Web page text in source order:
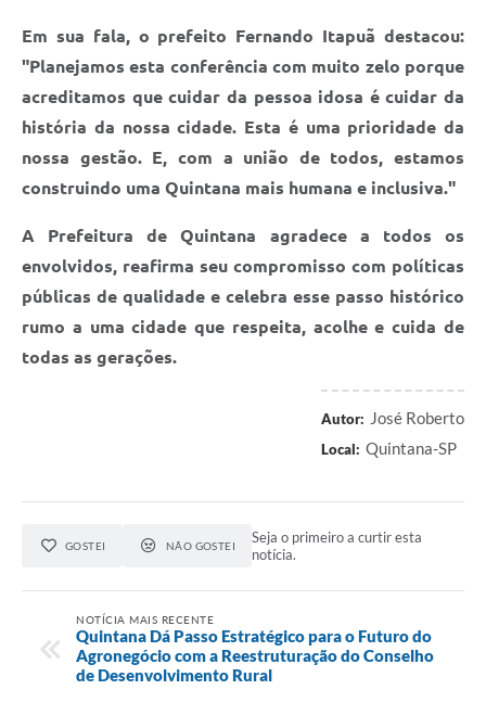
Em sua fala, o prefeito Fernando Itapuã destacou:
"Planejamos esta conferência com muito zelo porque
acreditamos que cuidar da pessoa idosa é cuidar da
história da nossa cidade. Esta é uma prioridade da
nossa gestão. E, com a união de todos, estamos
construindo uma Quintana mais humana e inclusiva."
A Prefeitura de Quintana agradece a todos os
envolvidos, reafirma seu compromisso com políticas
públicas de qualidade e celebra esse passo histórico
rumo a uma cidade que respeita, acolhe e cuida de
todas as gerações.
Autor: José Roberto
Local: Quintana-SP
GOSTEI NÃO GOSTEI
Seja o primeiro a curtir esta
notícia.
NOTÍCIA MAIS RECENTE
Quintana Dá Passo Estratégico para o Futuro do
Agronegócio com a Reestruturação do Conselho
de Desenvolvimento Rural